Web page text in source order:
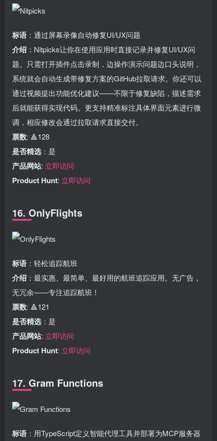
标语 ：通过屏幕录像自动修复UI/UX问题
介绍 ：Nitpicks让你在使用应用时直接记录并修复UI/UX问
题。只需打开插件点击录制，边操作演示问题边口头说明，
系统就会自动生成带修复方案的GitHub拉取请求。你还可以
通过视频提出功能优化建议——不限于修复缺陷，描述需求
后就能获得实现代码。更支持精准标注具体界面元素进行微
调，相应修改会通过拉取请求直接交付。
票数: 🔺128
是否精选 ：是
产品网站: 立即访问
Product Hunt: 立即访问
16. OnlyFlights
标语 ：轻松追踪航班
介绍 ：最实惠、最简单、最好用的航班追踪应用。无广告，
无冗余——专注追踪航班！
票数: 🔺121
是否精选 ：是
产品网站: 立即访问
Product Hunt: 立即访问
17. Gram Functions
标语 ：用TypeScript定义智能代理工具并部署为MCP服务器